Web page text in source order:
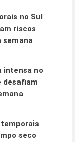
no Sul
riscos
semana
intensa no
desafiam
seco